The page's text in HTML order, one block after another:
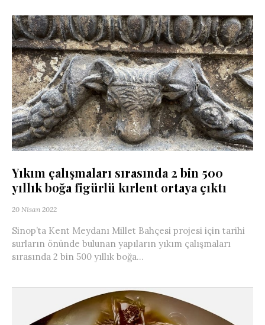
Yıkım çalışmaları sırasında 2 bin 500
yıllık boğa figürlü kırlent ortaya çıktı
20 Nisan 2022
Sinop’ta Kent Meydanı Millet Bahçesi projesi için tarihi
surların önünde bulunan yapıların yıkım çalışmaları
sırasında 2 bin 500 yıllık boğa...